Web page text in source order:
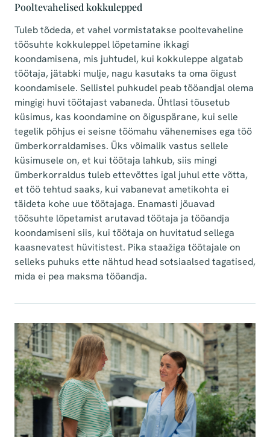
Pooltevahelised kokkulepped
Tuleb tõdeda, et vahel vormistatakse pooltevaheline
töösuhte kokkuleppel lõpetamine ikkagi
koondamisena, mis juhtudel, kui kokkuleppe algatab
töötaja, jätabki mulje, nagu kasutaks ta oma õigust
koondamisele. Sellistel puhkudel peab tööandjal olema
mingigi huvi töötajast vabaneda. Ühtlasi tõusetub
küsimus, kas koondamine on õiguspärane, kui selle
tegelik põhjus ei seisne töömahu vähenemises ega töö
ümberkorraldamises. Üks võimalik vastus sellele
küsimusele on, et kui töötaja lahkub, siis mingi
ümberkorraldus tuleb ettevõttes igal juhul ette võtta,
et töö tehtud saaks, kui vabanevat ametikohta ei
täideta kohe uue töötajaga. Enamasti jõuavad
töösuhte lõpetamist arutavad töötaja ja tööandja
koondamiseni siis, kui töötaja on huvitatud sellega
kaasnevatest hüvitistest. Pika staažiga töötajale on
selleks puhuks ette nähtud head sotsiaalsed tagatised,
mida ei pea maksma tööandja.